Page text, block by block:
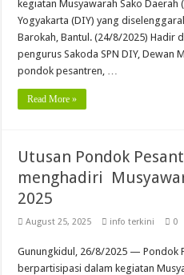
kegiatan Musyawarah Sako Daerah
Yogyakarta (DIY) yang
Barokah, Bantul. (24/8/2025) Hadir
pengurus Sakoda SPN DIY, Dewan
pondok pesantren, …
Read More »
Utusan Pondok
menghadiri
2025
August 25, 2025 info terkini 0
Gunungkidul, 26/8/2025 — Pondok
berpartisipasi dalam kegiatan